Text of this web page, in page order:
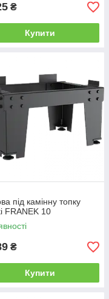
₴
Купити
під камінну топку
FRANEK 10
₴
Купити